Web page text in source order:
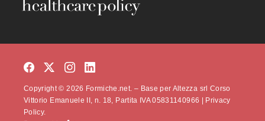
Copyright © 2026 Formiche.net. – Base per Altezza srl Corso
Vittorio Emanuele II, n. 18, Partita IVA 05831140966 |
Privacy
Policy.